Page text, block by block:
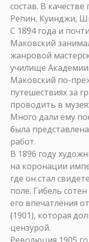
состав. В
Репин, Куинджи,
С 1894 года и
Маковский
жанровой
училище Академии.
Маковский по-
путешествиях за
проводить в
Много дали ему
была
работ.
В 1896 году
на коронации
где он стал
поле. Гибель
его впечатления
(1901), которая
цензурой.